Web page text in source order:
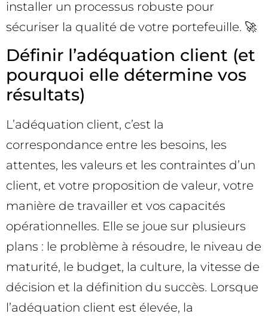
installer un processus robuste pour
sécuriser la qualité de votre portefeuille. 🚀
Définir l’adéquation client (et
pourquoi elle détermine vos
résultats)
L’adéquation client, c’est la
correspondance entre les besoins, les
attentes, les valeurs et les contraintes d’un
client, et votre proposition de valeur, votre
manière de travailler et vos capacités
opérationnelles. Elle se joue sur plusieurs
plans : le problème à résoudre, le niveau de
maturité, le budget, la culture, la vitesse de
décision et la définition du succès. Lorsque
l’adéquation client est élevée, la